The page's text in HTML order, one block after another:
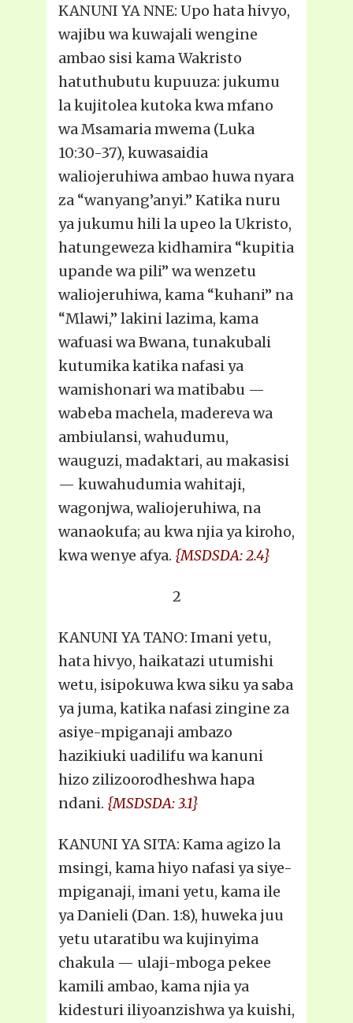
KANUNI YA NNE: Upo hata hivyo,
wajibu wa kuwajali wengine
ambao sisi kama Wakristo
hatuthubutu kupuuza: jukumu
la kujitolea kutoka kwa mfano
wa Msamaria mwema (Luka
10:30-37), kuwasaidia
waliojeruhiwa ambao huwa nyara
za “wanyang’anyi.” Katika nuru
ya jukumu hili la upeo la Ukristo,
hatungeweza kidhamira “kupitia
upande wa pili” wa wenzetu
waliojeruhiwa, kama “kuhani” na
“Mlawi,” lakini lazima, kama
wafuasi wa Bwana, tunakubali
kutumika katika nafasi ya
wamishonari wa matibabu —
wabeba machela, madereva wa
ambiulansi, wahudumu,
wauguzi, madaktari, au makasisi
— kuwahudumia wahitaji,
wagonjwa, waliojeruhiwa, na
wanaokufa; au kwa njia ya kiroho,
kwa wenye afya. {MSDSDA: 2.4}
2
KANUNI YA TANO: Imani yetu,
hata hivyo, haikatazi utumishi
wetu, isipokuwa kwa siku ya saba
ya juma, katika nafasi zingine za
asiye-mpiganaji ambazo
hazikiuki uadilifu wa kanuni
hizo zilizoorodheshwa hapa
ndani. {MSDSDA: 3.1}
KANUNI YA SITA: Kama agizo la
msingi, kama hiyo nafasi ya siye-
mpiganaji, imani yetu, kama ile
ya Danieli (Dan. 1:8), huweka juu
yetu utaratibu wa kujinyima
chakula — ulaji-mboga pekee
kamili ambao, kama njia ya
kidesturi iliyoanzishwa ya kuishi,